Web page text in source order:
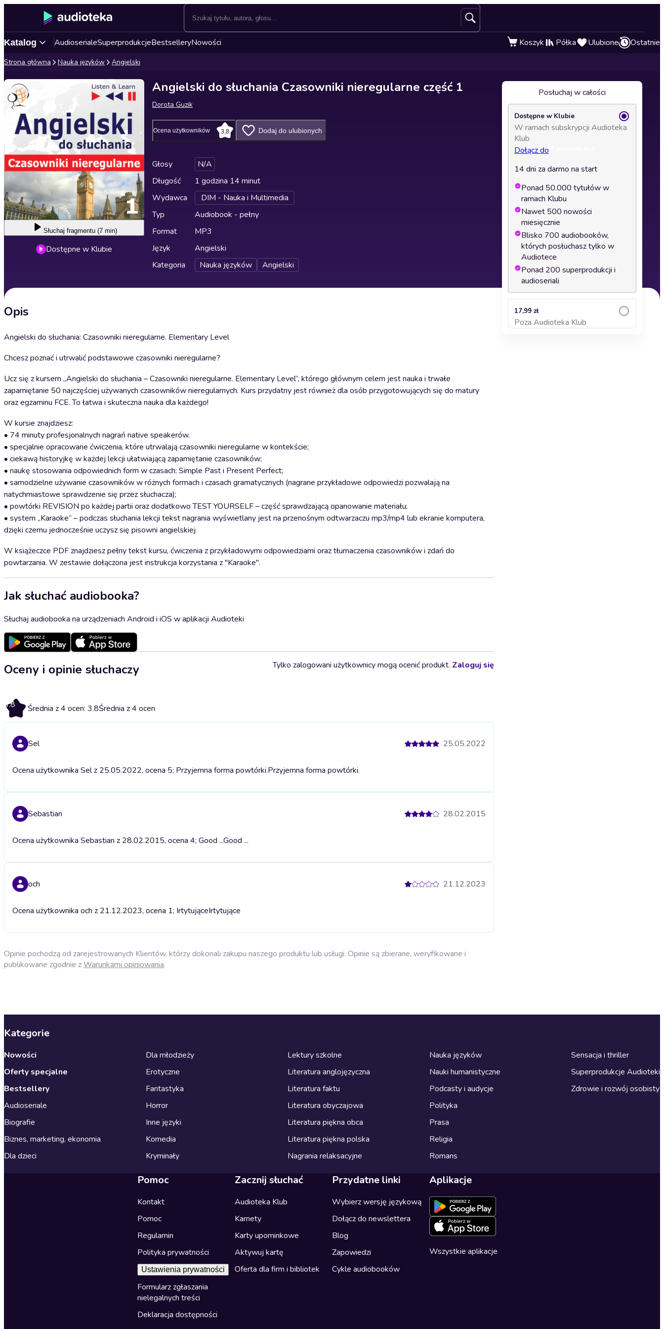
Katalog AudioserialeSuperprodukcjeBestselleryNowości Koszyk Półka Ulubione Ostatnie
Strona główna Nauka języków Angielski
Słuchaj fragmentu (7 min)
Dostępne w Klubie
Angielski do słuchania Czasowniki nieregularne część 1
Dorota Guzik
Ocena użytkowników 3,8 Dodaj do ulubionych
Głosy
N/A
Długość
1 godzina 14 minut
Wydawca
DIM - Nauka i Multimedia
Typ
Audiobook - pełny
Format
MP3
Język
Angielski
Kategoria
Nauka języków Angielski
Opis
Angielski do słuchania: Czasowniki nieregularne. Elementary Level
Chcesz poznać i utrwalić podstawowe czasowniki nieregularne?
Ucz się z kursem „Angielski do słuchania – Czasowniki nieregularne. Elementary Level”, którego głównym celem jest nauka i trwałe
zapamiętanie 50 najczęściej używanych czasowników nieregularnych. Kurs przydatny jest również dla osób przygotowujących się do matury
oraz egzaminu FCE. To łatwa i skuteczna nauka dla każdego!
W kursie znajdziesz:
• 74 minuty profesjonalnych nagrań native speakerów.
• specjalnie opracowane ćwiczenia, które utrwalają czasowniki nieregularne w kontekście;
• ciekawą historyjkę w każdej lekcji ułatwiającą zapamiętanie czasowników;
• naukę stosowania odpowiednich form w czasach: Simple Past i Present Perfect;
• samodzielne używanie czasowników w różnych formach i czasach gramatycznych (nagrane przykładowe odpowiedzi pozwalają na
natychmiastowe sprawdzenie się przez słuchacza);
• powtórki REVISION po każdej partii oraz dodatkowo TEST YOURSELF – część sprawdzającą opanowanie materiału;
• system „Karaoke” – podczas słuchania lekcji tekst nagrania wyświetlany jest na przenośnym odtwarzaczu mp3/mp4 lub ekranie komputera,
dzięki czemu jednocześnie uczysz się pisowni angielskiej
W książeczce PDF znajdziesz pełny tekst kursu, ćwiczenia z przykładowymi odpowiedziami oraz tłumaczenia czasowników i zdań do
powtarzania. W zestawie dołączona jest instrukcja korzystania z "Karaoke".
Jak słuchać audiobooka?
Słuchaj audiobooka na urządzeniach Android i iOS w aplikacji Audioteki
Oceny i opinie słuchaczy
3.8 Średnia z 4 ocen: 3.8Średnia z 4 ocen
Tylko zalogowani użytkownicy mogą ocenić produkt. Zaloguj się
Sel 25.05.2022
Ocena użytkownika Sel z 25.05.2022, ocena 5; Przyjemna forma powtórki.Przyjemna forma powtórki.
Sebastian 28.02.2015
Ocena użytkownika Sebastian z 28.02.2015, ocena 4; Good ...Good ...
och 21.12.2023
Ocena użytkownika och z 21.12.2023, ocena 1; IrtytująceIrtytujące
Opinie pochodzą od zarejestrowanych Klientów, którzy dokonali zakupu naszego produktu lub usługi. Opinie są zbierane, weryfikowane i
publikowane zgodnie zWarunkami opiniowania.
Posłuchaj w całości
Dostępne w Klubie
W ramach subskrypcji Audioteka
Klub
Dołącz do
14 dni za darmo na start
Ponad 50.000 tytułów w
ramach Klubu
Nawet 500 nowości
miesięcznie
Blisko 700 audiobooków,
których posłuchasz tylko w
Audiotece
Ponad 200 superprodukcji i
audioseriali
17,99 zł
Poza Audioteka Klub
Dodaj do koszyka
Kategorie
Nowości
Oferty specjalne
Bestsellery
Audioseriale
Biografie
Biznes, marketing, ekonomia
Dla dzieci
Dla młodzieży
Erotyczne
Fantastyka
Horror
Inne języki
Komedia
Kryminały
Lektury szkolne
Literatura anglojęzyczna
Literatura faktu
Literatura obyczajowa
Literatura piękna obca
Literatura piękna polska
Nagrania relaksacyjne
Nauka języków
Nauki humanistyczne
Podcasty i audycje
Polityka
Prasa
Religia
Romans
Sensacja i thriller
Superprodukcje Audioteki
Zdrowie i rozwój osobisty
Pomoc
Kontakt
Pomoc
Regulamin
Polityka prywatności
Ustawienia prywatności
Formularz zgłaszania
nielegalnych treści
Deklaracja dostępności
Zacznij słuchać
Audioteka Klub
Karnety
Karty upominkowe
Aktywuj kartę
Oferta dla firm i bibliotek
Przydatne linki
Wybierz wersję językową
Dołącz do newslettera
Blog
Zapowiedzi
Cykle audiobooków
Aplikacje
Wszystkie aplikacje